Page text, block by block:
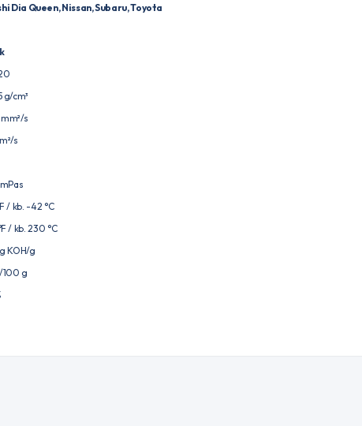
Dia Queen, Nissan, Subaru, Toyota
g/cm³
s
s
/ kb. -42 °C
/ kb. 230 °C
KOH/g
100 g